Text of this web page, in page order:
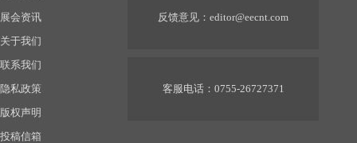
展会资讯
关于我们
联系我们
隐私政策
版权声明
投稿信箱
反馈意见： editor@eecnt.com
客服电话：0755-26727371